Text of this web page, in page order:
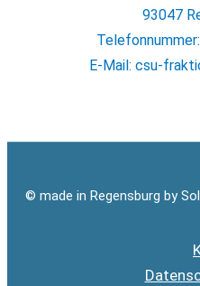
93047
E-Mail: csu-
© made in Regensburg by